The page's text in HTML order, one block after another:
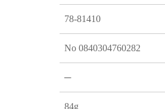
78-81410
No 0840304760282
─
84g